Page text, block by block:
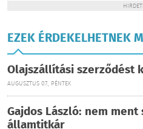
EZEK ÉRDEKELHETNEK
Olajszállítási szerződést
AUGUSZTUS 07., PÉNTEK
Gajdos László: nem
államtitkár